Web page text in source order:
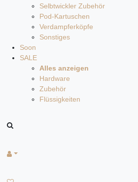
Selbtwickler Zubehör
Pod-Kartuschen
Verdampferköpfe
Sonstiges
Soon
SALE
Alles anzeigen
Hardware
Zubehör
Flüssigkeiten